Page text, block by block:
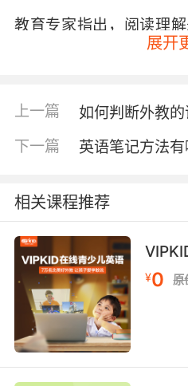
教育专家指出，阅读理
英语教育从“知识立意”向
断结论的能力。因此，
以适应未来英语学习的更
面对复杂的阅读理解题
和策略至关重要。首先
章主旨。通过阅读文章
首句，可以迅速了解文
后续的细节查找和推理
位关键信息，精准答题
针对题目中的关键词或
相关信息，进行比对和
正确答案。
展开
上一篇 如何判断外教的
下一篇 英语笔记方法有
相关课程推荐
¥0 原